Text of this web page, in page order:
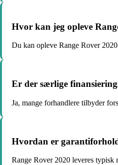
Hvor kan jeg opleve
Du kan opleve Range Rover
Er der særlige
Ja, mange forhandlere tilbyder
Hvordan er
Range Rover 2020 leveres typisk